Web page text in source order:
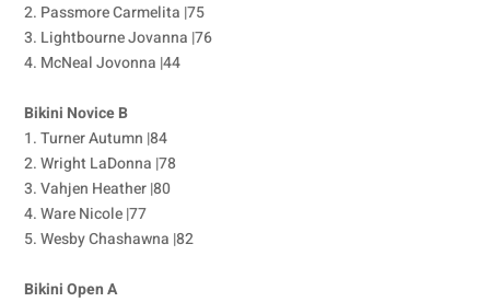
2. Passmore Carmelita |75
3. Lightbourne Jovanna |76
4. McNeal Jovonna |44
Bikini Novice B
1. Turner Autumn |84
2. Wright LaDonna |78
3. Vahjen Heather |80
4. Ware Nicole |77
5. Wesby Chashawna |82
Bikini Open A